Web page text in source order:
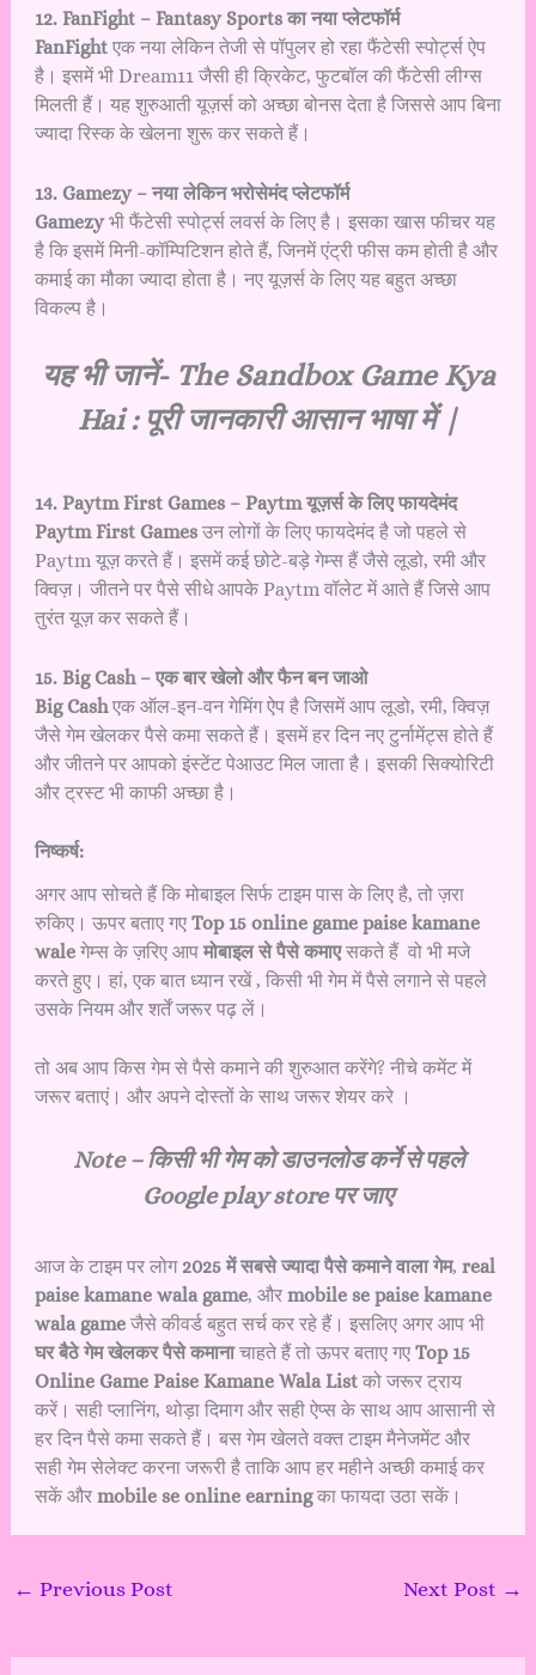
12. FanFight – Fantasy Sports का नया प्लेटफॉर्म
FanFightएक नया लेकिन तेजी से पॉपुलर हो रहा फैंटेसी स्पोर्ट्स ऐप
है। इसमें भी Dream11 जैसी ही क्रिकेट, फुटबॉल की फैंटेसी लीग्स
मिलती हैं। यह शुरुआती यूज़र्स को अच्छा बोनस देता है जिससे आप बिना
ज्यादा रिस्क के खेलना शुरू कर सकते हैं।
13. Gamezy – नया लेकिन भरोसेमंद प्लेटफॉर्म
Gamezyभी फैंटेसी स्पोर्ट्स लवर्स के लिए है। इसका खास फीचर यह
है कि इसमें मिनी-कॉम्पिटिशन होते हैं, जिनमें एंट्री फीस कम होती है और
कमाई का मौका ज्यादा होता है। नए यूज़र्स के लिए यह बहुत अच्छा
विकल्प है।
यह भी जानें- The Sandbox Game Kya
Hai : पूरी जानकारी आसान भाषा में |
14. Paytm First Games – Paytm यूज़र्स के लिए फायदेमंद
Paytm First Gamesउन लोगों के लिए फायदेमंद है जो पहले से
Paytm यूज़ करते हैं। इसमें कई छोटे-बड़े गेम्स हैं जैसे लूडो, रमी और
क्विज़। जीतने पर पैसे सीधे आपके Paytm वॉलेट में आते हैं जिसे आप
तुरंत यूज़ कर सकते हैं।
15. Big Cash – एक बार खेलो और फैन बन जाओ
Big Cashएक ऑल-इन-वन गेमिंग ऐप है जिसमें आप लूडो, रमी, क्विज़
जैसे गेम खेलकर पैसे कमा सकते हैं। इसमें हर दिन नए टुर्नामेंट्स होते हैं
और जीतने पर आपको इंस्टेंट पेआउट मिल जाता है। इसकी सिक्योरिटी
और ट्रस्ट भी काफी अच्छा है।
निष्कर्ष:
अगर आप सोचते हैं कि मोबाइल सिर्फ टाइम पास के लिए है, तो ज़रा
रुकिए। ऊपर बताए गए Top 15 online game paise kamane
waleगेम्स के ज़रिए आप मोबाइल से पैसे कमाएसकते हैं वो भी मजे
करते हुए। हां, एक बात ध्यान रखें , किसी भी गेम में पैसे लगाने से पहले
उसके नियम और शर्तें जरूर पढ़ लें।
तो अब आप किस गेम से पैसे कमाने की शुरुआत करेंगे? नीचे कमेंट में
जरूर बताएं। और अपने दोस्तों के साथ जरूर शेयर करे ।
Note – किसी भी गेम को डाउनलोड कर्ने से पहले
Google play storeपर जाए
आज के टाइम पर लोग 2025 में सबसे ज्यादा पैसे कमाने वाला गेम, real
paise kamane wala game, और mobile se paise kamane
wala gameजैसे कीवर्ड बहुत सर्च कर रहे हैं। इसलिए अगर आप भी
घर बैठे गेम खेलकर पैसे कमानाचाहते हैं तो ऊपर बताए गए Top 15
Online Game Paise Kamane Wala Listको जरूर ट्राय
करें। सही प्लानिंग, थोड़ा दिमाग और सही ऐप्स के साथ आप आसानी से
हर दिन पैसे कमा सकते हैं। बस गेम खेलते वक्त टाइम मैनेजमेंट और
सही गेम सेलेक्ट करना जरूरी है ताकि आप हर महीने अच्छी कमाई कर
सकें और mobile se online earningका फायदा उठा सकें।
← Previous Post Next Post →